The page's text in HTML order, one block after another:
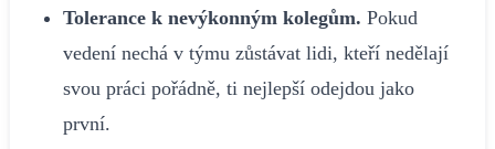
Tolerance k nevýkonným kolegům. Pokud
vedení nechá v týmu zůstávat lidi, kteří nedělají
svou práci pořádně, ti nejlepší odejdou jako
první.